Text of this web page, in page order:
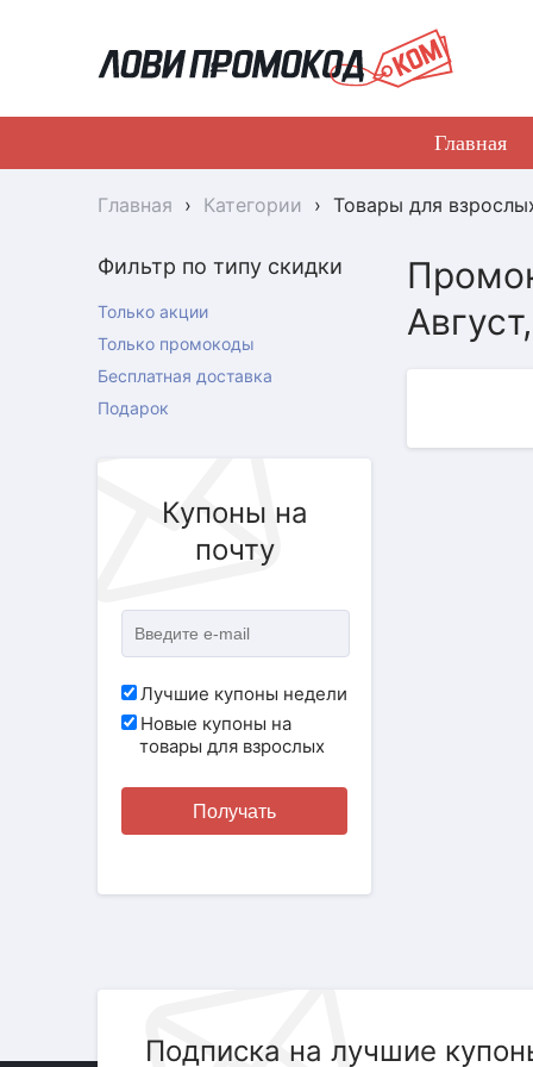
Главная
Главная › Категории › Товары для
Фильтр по типу скидки
Только акции
Только промокоды
Бесплатная доставка
Подарок
Купоны на
почту
Лучшие купоны недели
Новые купоны на
товары для взрослых
Получать
Подписка на лучшие